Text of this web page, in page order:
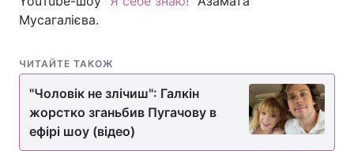
Мусагалієва.
ЧИТАЙТЕ ТАКОЖ
"Чоловік не злічиш": Галкін
жорстко зганьбив Пугачову в
ефірі шоу (відео)